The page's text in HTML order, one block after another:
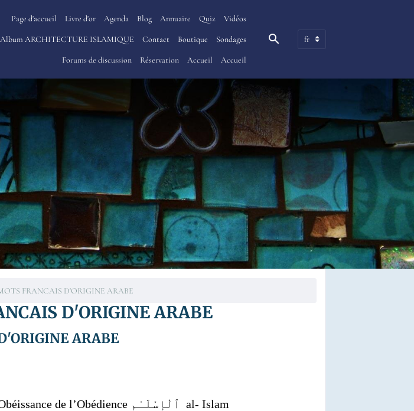
Page d'accueil Livre d'or Agenda Blog Annuaire Quiz Vidéos
Album ARCHITECTURE ISLAMIQUE Contact Boutique Sondages
Forums de discussion Réservation Accueil Accueil
FRANCAIS D'ORIGINE ARABE
D'ORIGINE ARABE
ARABE
Paix سَلَام Salam dans l’Obéissance de l’Obédience ٱلْإِسْلَـٰم al- Islam